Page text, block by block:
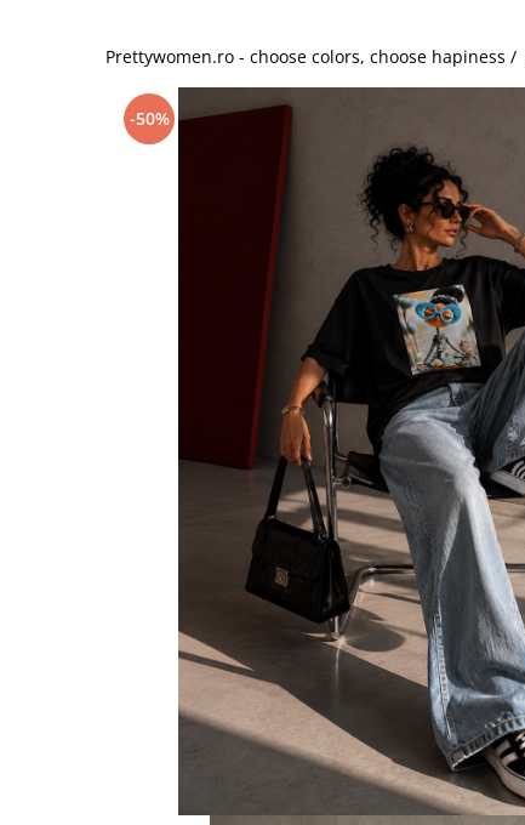
Prettywomen.ro - choose colors, choose hapiness /
-50%